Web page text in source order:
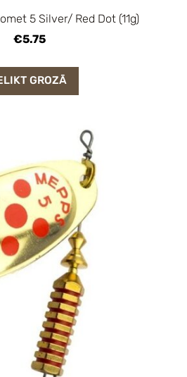
5 Silver/ Red Dot (11g)
€5.75
GROZĀ